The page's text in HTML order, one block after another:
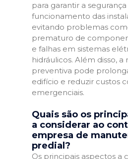
para garantir a
funcionamento das
evitando problemas
prematuro de
e falhas em sistemas
hidráulicos. Além disso,
preventiva pode
edifício e reduzir custos
emergenciais.
Quais são os
a considerar ao
empresa de
predial?
Os principais aspectos a